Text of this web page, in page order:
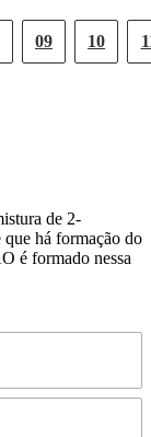
09 10
de 2-
que há formação do
é formado nessa